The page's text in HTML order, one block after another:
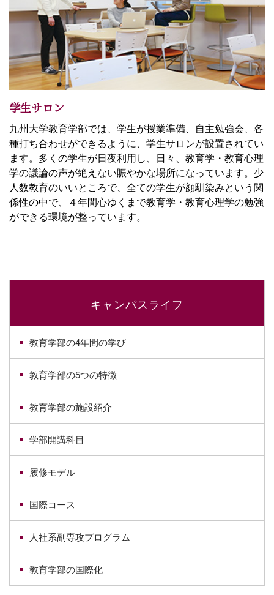
学生サロン
九州大学教育学部では、学生が授業準備、自主勉強会、各
種打ち合わせができるように、学生サロンが設置されてい
ます。多くの学生が日夜利用し、日々、教育学・教育心理
学の議論の声が絶えない賑やかな場所になっています。少
人数教育のいいところで、全ての学生が顔馴染みという関
係性の中で、４年間心ゆくまで教育学・教育心理学の勉強
ができる環境が整っています。
キャンパスライフ
教育学部の4年間の学び
教育学部の5つの特徴
教育学部の施設紹介
学部開講科目
履修モデル
国際コース
人社系副専攻プログラム
教育学部の国際化